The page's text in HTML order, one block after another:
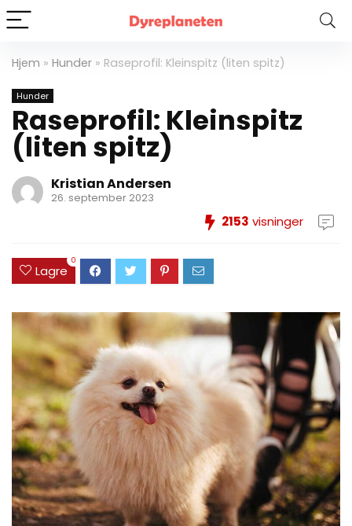
Hjem » Hunder » Raseprofil: Kleinspitz (liten spitz)
Hunder
Raseprofil: Kleinspitz
(liten spitz)
Kristian Andersen
26. september 2023
2153 visninger
Lagre
0